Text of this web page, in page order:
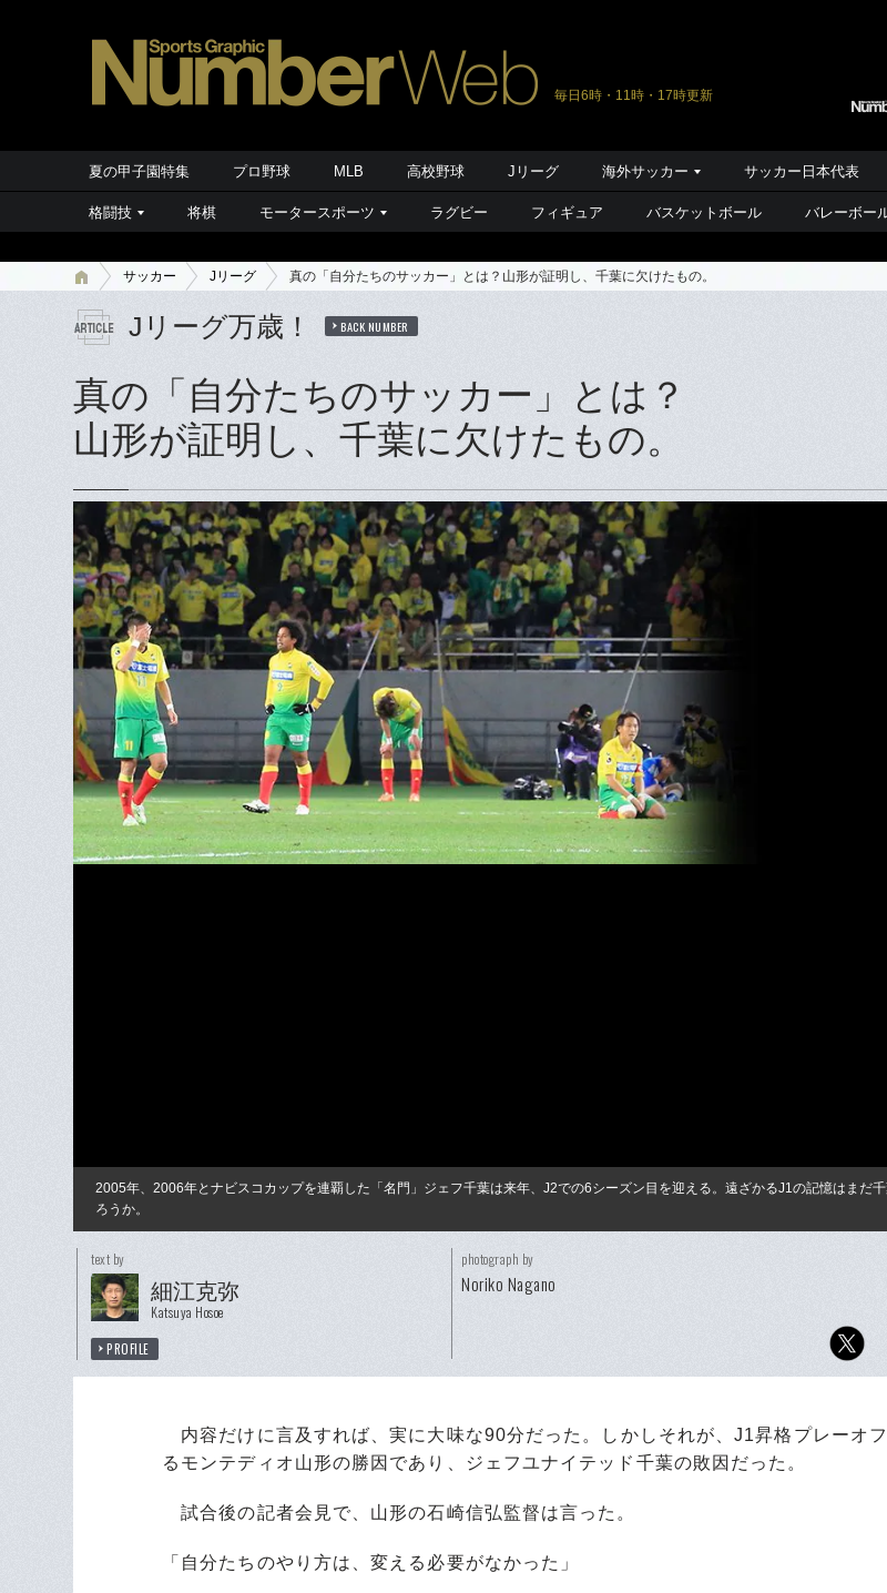
毎日6時・11時・17時更新
夏の甲子園特集 プロ野球 MLB 高校野球 Jリーグ 海外サッカー サッカー日本代表
格闘技 将棋 モータースポーツ ラグビー フィギュア バスケットボール バレーボー
サッカー Jリーグ 真の「自分たちのサッカー」とは？山形が証明し、千葉に欠けたもの。
Jリーグ万歳！ BACK NUMBER
真の「自分たちのサッカー」とは？
山形が証明し、千葉に欠けたもの。
2005年、2006年とナビスコカップを連覇した「名門」ジェフ千葉は来年、J2での6シーズン目を迎える。遠ざかるJ1の記憶はまだ
ろうか。
text by
細江克弥
Katsuya Hosoe
PROFILE
photograph by
Noriko Nagano
内容だけに言及すれば、実に大味な90分だった。しかしそれが、J1昇格プレーオ
るモンテディオ山形の勝因であり、ジェフユナイテッド千葉の敗因だった。
試合後の記者会見で、山形の石崎信弘監督は言った。
「自分たちのやり方は、変える必要がなかった」